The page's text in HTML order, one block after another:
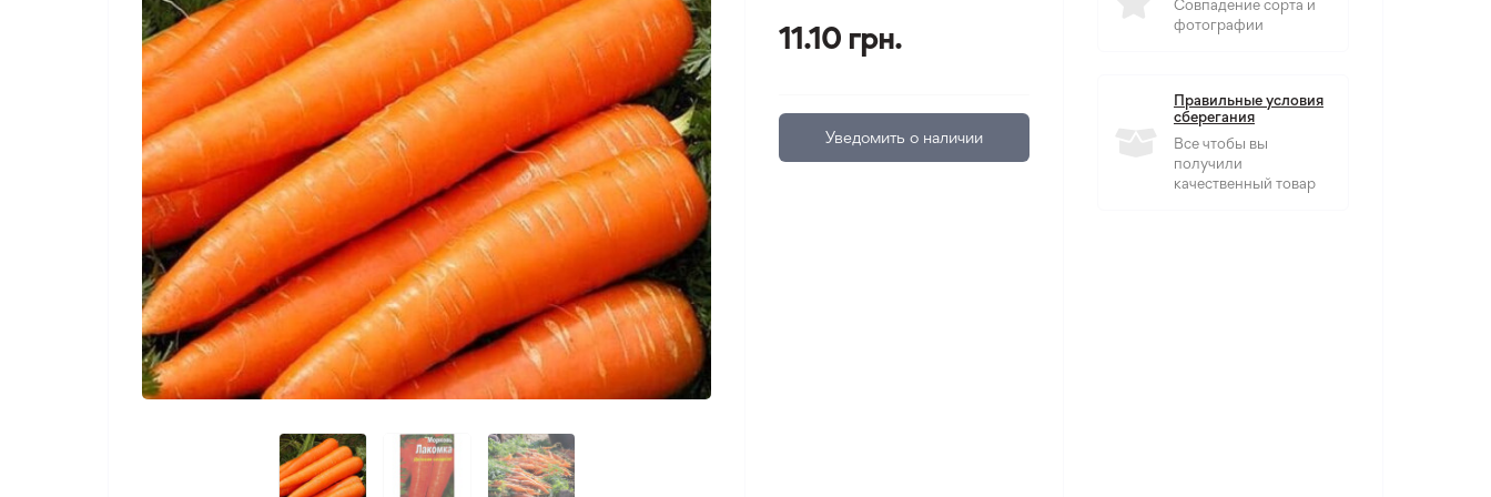
11.10 грн.
Уведомить о наличии
Совпадение сорта и
фотографии
Правильные условия
сберегания
Все чтобы вы
получили
качественный товар